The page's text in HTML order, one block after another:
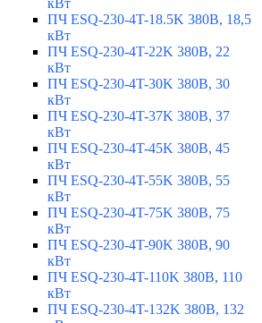
кВт
ПЧ ESQ-230-4T-18.5K 380В, 18,5
кВт
ПЧ ESQ-230-4T-22K 380В, 22
кВт
ПЧ ESQ-230-4T-30K 380В, 30
кВт
ПЧ ESQ-230-4T-37K 380В, 37
кВт
ПЧ ESQ-230-4T-45K 380В, 45
кВт
ПЧ ESQ-230-4T-55K 380В, 55
кВт
ПЧ ESQ-230-4T-75K 380В, 75
кВт
ПЧ ESQ-230-4T-90K 380В, 90
кВт
ПЧ ESQ-230-4T-110K 380В, 110
кВт
ПЧ ESQ-230-4T-132K 380В, 132